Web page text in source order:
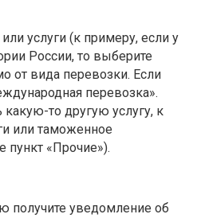
услуги (к примеру, если у
России, то выберите
от вида перевозки. Если
перевозка».
то другую услугу, к
или таможенное
пункт «Прочие»).
получите уведомление об